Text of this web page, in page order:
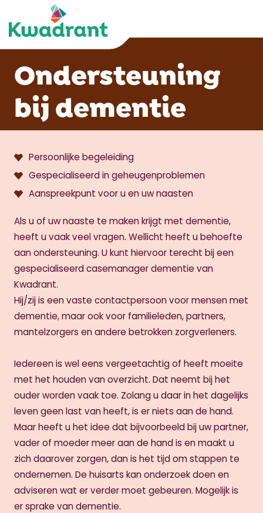
Ondersteuning
bij dementie
Persoonlijke begeleiding
Gespecialiseerd in geheugenproblemen
Aanspreekpunt voor u en uw naasten
Als u of uw naaste te maken krijgt met dementie,
heeft u vaak veel vragen. Wellicht heeft u behoefte
aan ondersteuning. U kunt hiervoor terecht bij een
gespecialiseerd casemanager dementie van
Kwadrant.
Hij/zij is een vaste contactpersoon voor mensen met
dementie, maar ook voor familieleden, partners,
mantelzorgers en andere betrokken zorgverleners.
Iedereen is wel eens vergeetachtig of heeft moeite
met het houden van overzicht. Dat neemt bij het
ouder worden vaak toe. Zolang u daar in het dagelijks
leven geen last van heeft, is er niets aan de hand.
Maar heeft u het idee dat bijvoorbeeld bij uw partner,
vader of moeder meer aan de hand is en maakt u
zich daarover zorgen, dan is het tijd om stappen te
ondernemen. De huisarts kan onderzoek doen en
adviseren wat er verder moet gebeuren. Mogelijk is
er sprake van dementie.